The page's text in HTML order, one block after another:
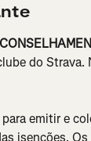
do
emitir e